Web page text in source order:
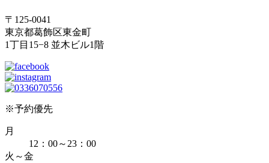
〒125-0041
東京都葛飾区東金町
1丁目15−8 並木ビル1階
※予約優先
月
12：00～23：00
火～金